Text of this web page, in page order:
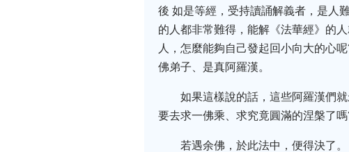
後 如是等經，受持讀誦解義者，是人
的人都非常難得，能解《法華經》的
人，怎麼能夠自己發起回小向大的心
佛弟子、是真阿羅漢。
如果這樣說的話，這些阿羅漢們
要去求一佛乘、求究竟圓滿的涅槃了
若遇余佛，於此法中，便得決了。